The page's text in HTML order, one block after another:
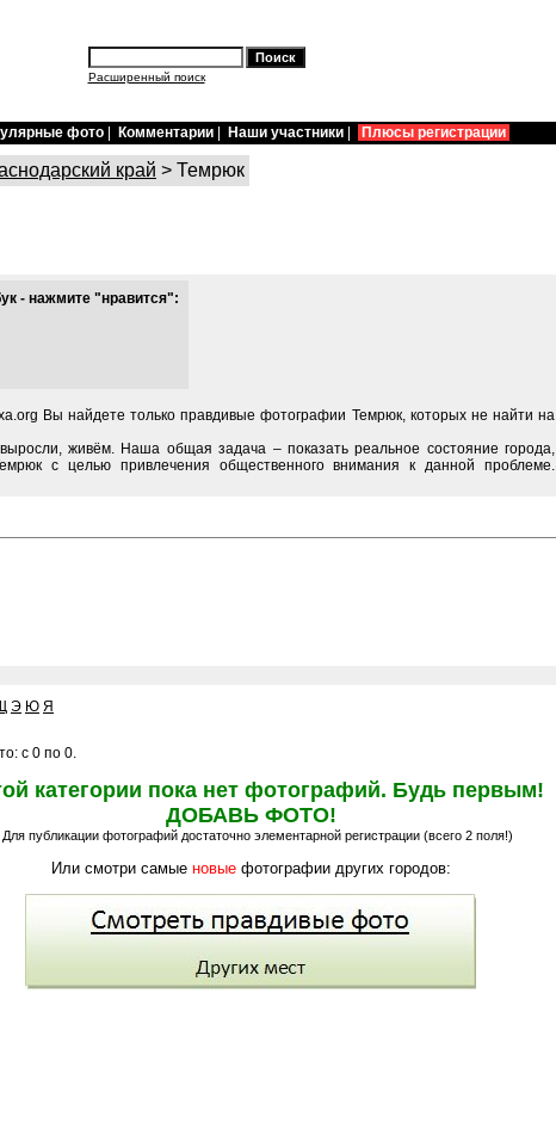
Расширенный поиск
фото Комментарии Наши участники Плюсы регистрации
край > Темрюк
- нажмите "нравится":
Вы найдете только правдивые фотографии Темрюк, которых не найти на
живём. Наша общая задача – показать реальное состояние города,
с целью привлечения общественного внимания к данной проблеме.
Э Ю Я
с 0 по 0.
категории пока нет фотографий. Будь первым!
ДОБАВЬ ФОТО!
Для публикации фотографий достаточно элементарной регистрации (всего 2 поля!)
Или смотри самые новыефотографии других городов: